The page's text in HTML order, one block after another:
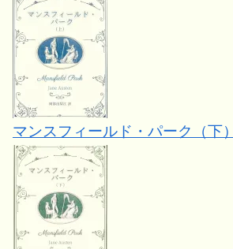
マンスフィールド・パーク（下）